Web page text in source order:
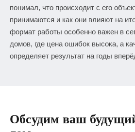
понимал, что происходит с его
принимаются и как они влияют на
формат работы особенно важен в
домов, где цена ошибок высока, а
определяет результат на годы
Обсудим ваш